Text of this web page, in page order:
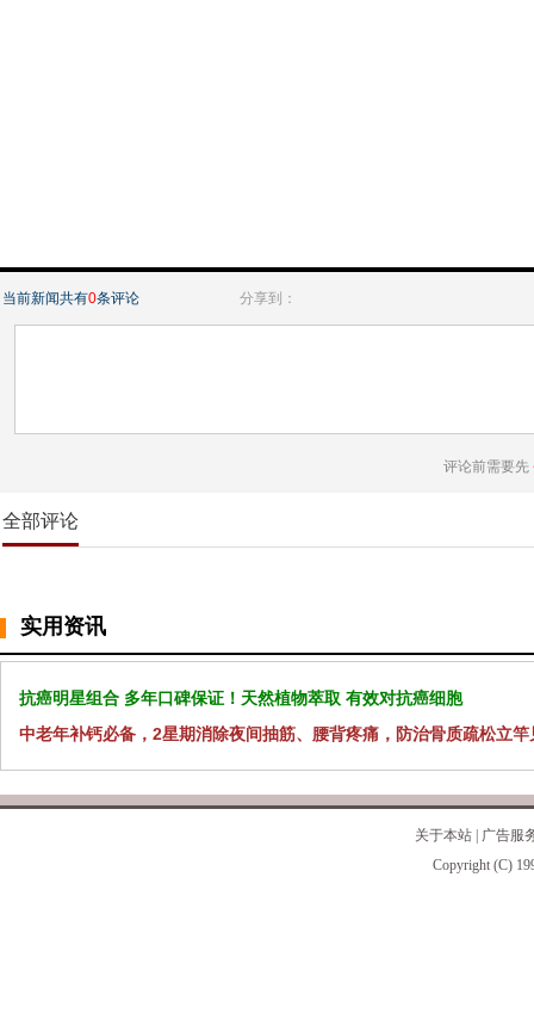
当前新闻共有0条评论 分享到：
评论前需要先
全部评论
实用资讯
抗癌明星组合 多年口碑保证！天然植物萃取 有效对抗癌细胞
中老年补钙必备，2星期消除夜间抽筋、腰背疼痛，防治骨质疏松立竿
关于本站
广告服
Copyright (C)